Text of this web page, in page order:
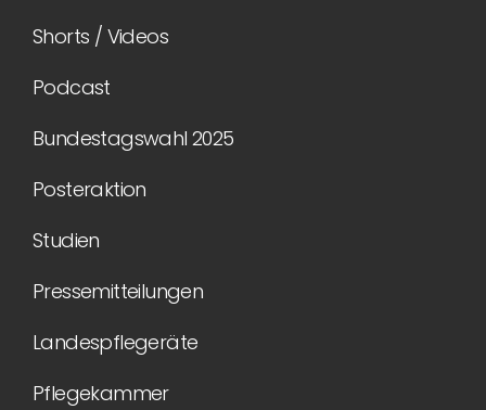
Shorts / Videos
Podcast
Bundestagswahl 2025
Posteraktion
Studien
Pressemitteilungen
Landespflegeräte
Pflegekammer